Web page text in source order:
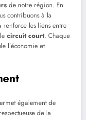
de notre région. En
contribuons à la
renforce les liens entre
circuit court. Chaque
l’économie et
également de
de la